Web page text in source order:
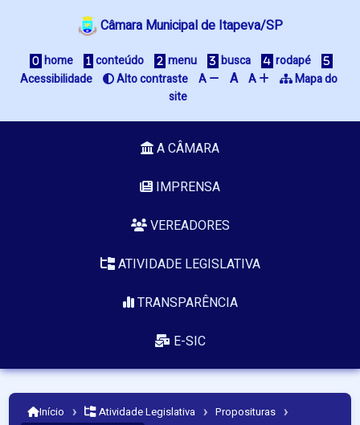
Câmara Municipal de Itapeva/SP
home conteúdo menu busca
rodapé
Acessibilidade
Alto contraste A A A
Mapa do
site
A CÂMARA
IMPRENSA
VEREADORES
ATIVIDADE LEGISLATIVA
TRANSPARÊNCIA
E-SIC
Início › Atividade Legislativa › Proposituras ›